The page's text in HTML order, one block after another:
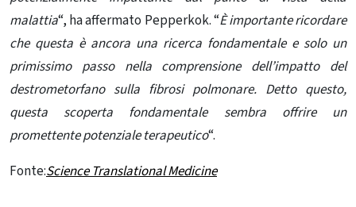
malattia“, ha affermato Pepperkok. “È importante ricordare
che questa è ancora una ricerca fondamentale e solo un
primissimo passo nella comprensione dell’impatto del
destrometorfano sulla fibrosi polmonare. Detto questo,
questa scoperta fondamentale sembra offrire un
promettente potenziale terapeutico“.
Fonte:Science Translational Medicine